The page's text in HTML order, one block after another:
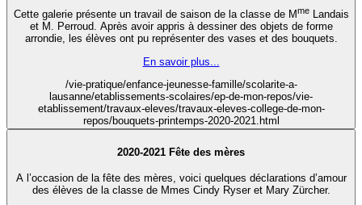
Cette galerie présente un travail de saison de la classe de MmeLandais
et M. Perroud. Après avoir appris à dessiner des objets de forme
arrondie, les élèves ont pu représenter des vases et des bouquets.
En savoir plus...
/vie-pratique/enfance-jeunesse-famille/scolarite-a-
lausanne/etablissements-scolaires/ep-de-mon-repos/vie-
etablissement/travaux-eleves/travaux-eleves-college-de-mon-
repos/bouquets-printemps-2020-2021.html
2020-2021 Fête des mères
A l’occasion de la fête des mères, voici quelques déclarations d’amour
des élèves de la classe de Mmes Cindy Ryser et Mary Zürcher.